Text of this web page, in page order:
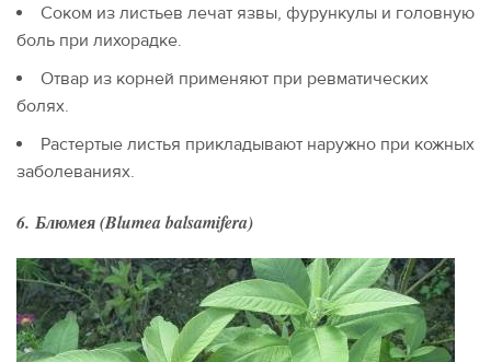
Соком из листьев лечат язвы, фурункулы и головную
боль при лихорадке.
Отвар из корней применяют при ревматических
болях.
Растертые листья прикладывают наружно при кожных
заболеваниях.
6. Блюмея (Blumea balsamifera)